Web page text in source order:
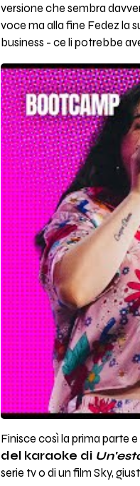
versione che sembra
voce ma alla fine Fedez la
business - ce li potrebbe
Finisce così la prima parte
del karaoke di
serie tv o di un film Sky,